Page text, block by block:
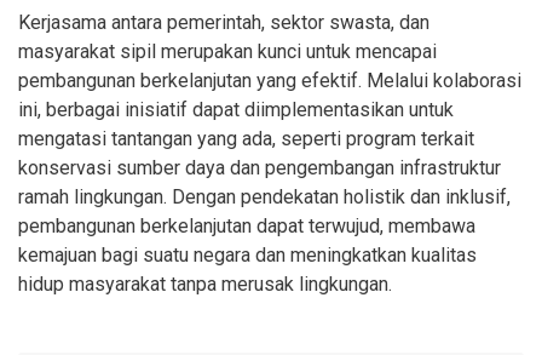
Kerjasama antara pemerintah, sektor swasta, dan
masyarakat sipil merupakan kunci untuk mencapai
pembangunan berkelanjutan yang efektif. Melalui kolaborasi
ini, berbagai inisiatif dapat diimplementasikan untuk
mengatasi tantangan yang ada, seperti program terkait
konservasi sumber daya dan pengembangan infrastruktur
ramah lingkungan. Dengan pendekatan holistik dan inklusif,
pembangunan berkelanjutan dapat terwujud, membawa
kemajuan bagi suatu negara dan meningkatkan kualitas
hidup masyarakat tanpa merusak lingkungan.